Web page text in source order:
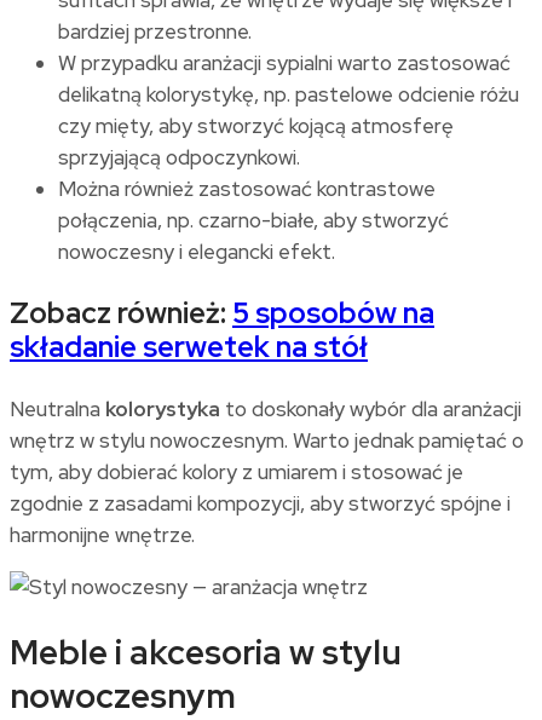
bardziej przestronne.
W przypadku aranżacji sypialni warto zastosować
delikatną kolorystykę, np. pastelowe odcienie różu
czy mięty, aby stworzyć kojącą atmosferę
sprzyjającą odpoczynkowi.
Można również zastosować kontrastowe
połączenia, np. czarno-białe, aby stworzyć
nowoczesny i elegancki efekt.
Zobacz również: 5 sposobów na
składanie serwetek na stół
Neutralna kolorystyka to doskonały wybór dla aranżacji
wnętrz w stylu nowoczesnym. Warto jednak pamiętać o
tym, aby dobierać kolory z umiarem i stosować je
zgodnie z zasadami kompozycji, aby stworzyć spójne i
harmonijne wnętrze.
Meble i akcesoria w stylu
nowoczesnym